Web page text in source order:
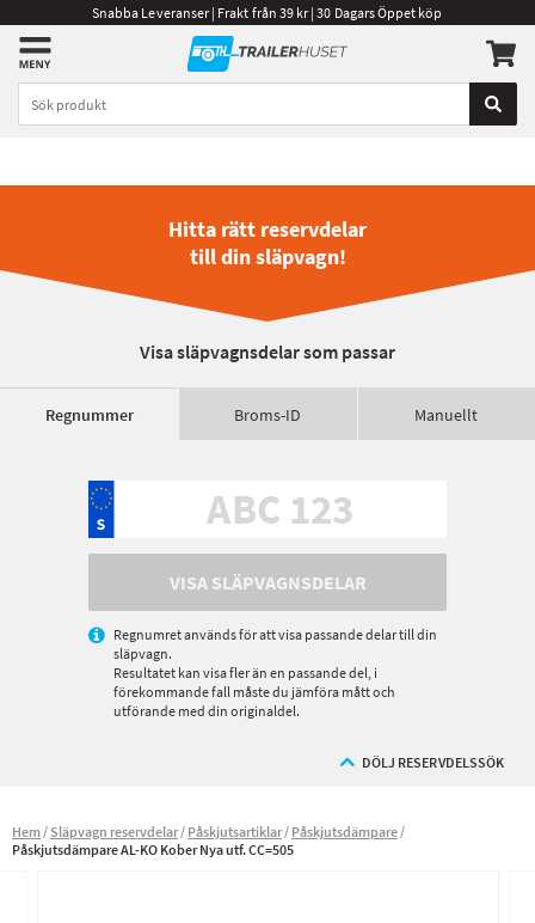
Snabba Leveranser | Frakt från 39 kr | 30 Dagars Öppet köp
Hitta rätt reservdelar
till din släpvagn!
Visa släpvagnsdelar som passar
Regnummer Broms-ID Manuellt
VISA SLÄPVAGNSDELAR
Regnumret används för att visa passande delar till din
släpvagn.
Resultatet kan visa fler än en passande del, i
förekommande fall måste du jämföra mått och
utförande med din originaldel.
DÖLJ RESERVDELSSÖK
Hem Släpvagn reservdelar Påskjutsartiklar Påskjutsdämpare
Påskjutsdämpare AL-KO Kober Nya utf. CC=505